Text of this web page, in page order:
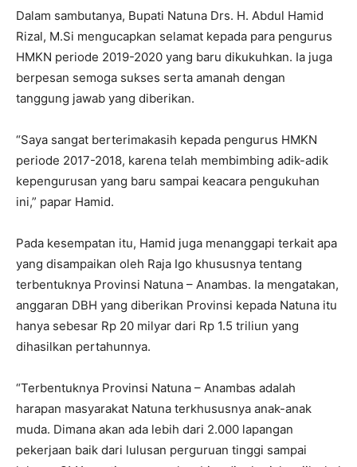
Dalam sambutanya, Bupati Natuna Drs. H. Abdul Hamid
Rizal, M.Si mengucapkan selamat kepada para pengurus
HMKN periode 2019-2020 yang baru dikukuhkan. Ia juga
berpesan semoga sukses serta amanah dengan
tanggung jawab yang diberikan.
“Saya sangat berterimakasih kepada pengurus HMKN
periode 2017-2018, karena telah membimbing adik-adik
kepengurusan yang baru sampai keacara pengukuhan
ini,” papar Hamid.
Pada kesempatan itu, Hamid juga menanggapi terkait apa
yang disampaikan oleh Raja Igo khususnya tentang
terbentuknya Provinsi Natuna – Anambas. Ia mengatakan,
anggaran DBH yang diberikan Provinsi kepada Natuna itu
hanya sebesar Rp 20 milyar dari Rp 1.5 triliun yang
dihasilkan pertahunnya.
“Terbentuknya Provinsi Natuna – Anambas adalah
harapan masyarakat Natuna terkhususnya anak-anak
muda. Dimana akan ada lebih dari 2.000 lapangan
pekerjaan baik dari lulusan perguruan tinggi sampai